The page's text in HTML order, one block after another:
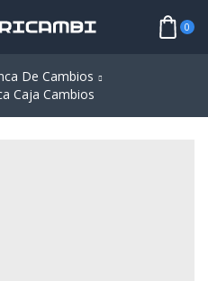
0
De Cambios
Caja Cambios